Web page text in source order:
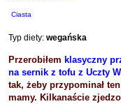
Ciasta
Typ diety: wegańska
Przerobiłem klasyczny
na sernik z tofu z Uczty
tak, żeby przypominał
mamy. Kilkanaście